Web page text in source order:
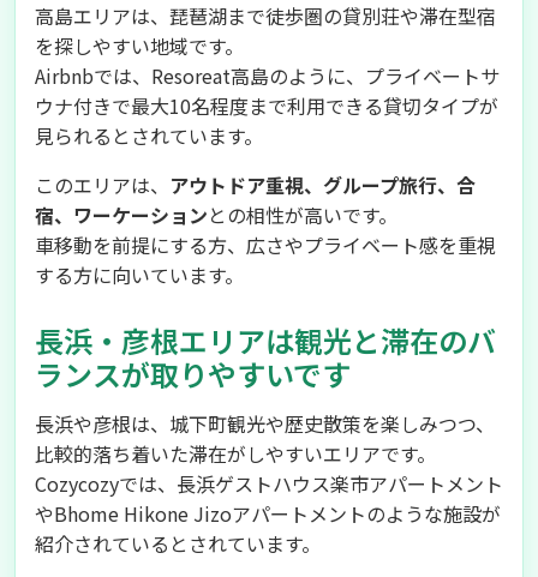
高島エリアは、琵琶湖まで徒歩圏の貸別荘や滞在型宿
を探しやすい地域です。
Airbnbでは、Resoreat高島のように、プライベートサ
ウナ付きで最大10名程度まで利用できる貸切タイプが
見られるとされています。
このエリアは、 アウトドア重視、グループ旅行、合
宿、ワーケーションとの相性が高いです。
車移動を前提にする方、広さやプライベート感を重視
する方に向いています。
長浜・彦根エリアは観光と滞在のバ
ランスが取りやすいです
長浜や彦根は、城下町観光や歴史散策を楽しみつつ、
比較的落ち着いた滞在がしやすいエリアです。
Cozycozyでは、長浜ゲストハウス楽市アパートメント
やBhome Hikone Jizoアパートメントのような施設が
紹介されているとされています。